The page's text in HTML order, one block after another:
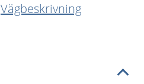
Vägbeskrivning